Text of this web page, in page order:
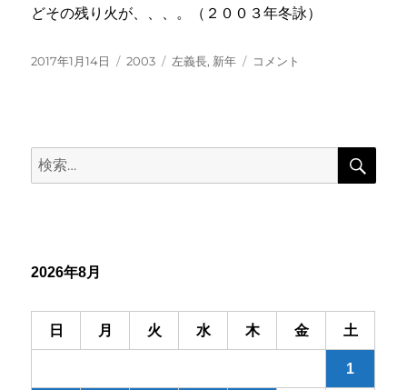
どその残り火が、、、。（２００３年冬詠）
投
2017年1月14日
カ
2003
タ
左義長, 新年
左
コメント
検
索:
検
2026年8月
日 月 火 水 木 金 土
1